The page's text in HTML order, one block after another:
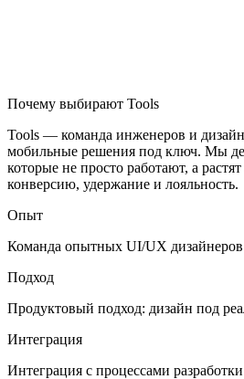
Почему выбирают Tools
Tools — команда инженеров и
мобильные решения под ключ. Мы
которые не просто работают, а
конверсию, удержание и лояльность.
Опыт
Команда опытных UI/UX дизайнеров
Подход
Продуктовый подход: дизайн под
Интеграция
Интеграция с процессами